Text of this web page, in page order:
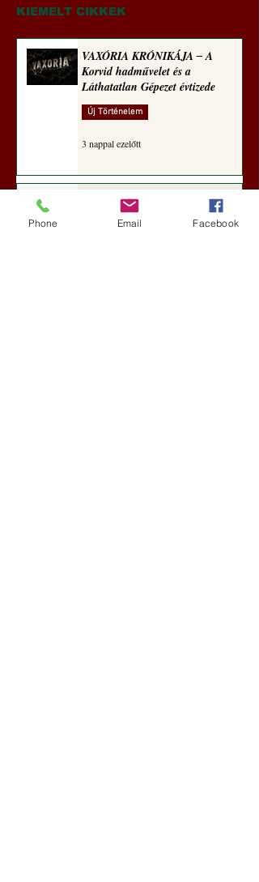
Crooke jegyzete)
KIEMELT CIKKEK
VAXÓRIA KRÓNIKÁJA ‒ A
Korvid hadművelet és a
Láthatatlan Gépezet évtizede
Új Történelem
3 nappal ezelőtt
Darai Lajos: Naplóbölcsességeim
Phone Email Facebook